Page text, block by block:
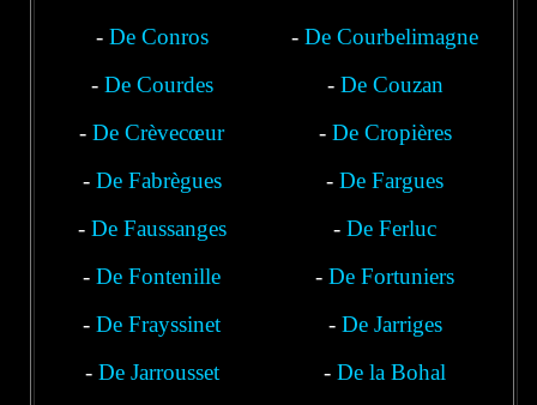
- De Conros -De Courbelimagne
- De Courdes - De Couzan
-De Crèvecœur - De Cropières
- De Fabrègues -De Fargues
- De Faussanges -De Ferluc
-De Fontenille -De Fortuniers
-De Frayssinet - De Jarriges
- De Jarrousset -De la Bohal